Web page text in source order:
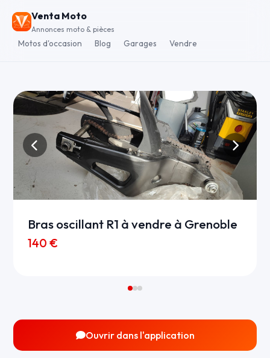
Venta Moto
Annonces moto & pièces
Motos d'occasion Blog Garages Vendre
Bras oscillant R1 à vendre à Grenoble
140 €
Ouvrir dans l'application